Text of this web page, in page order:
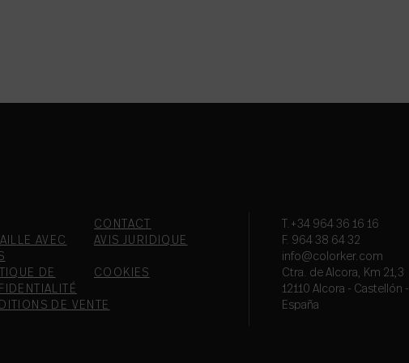
CONTACT
AVEC
AVIS JURIDIQUE
DE
COOKIES
DE VENTE
T.+34 964 36 16 16
F. 964 38 64 32
info@colorker.com
Ctra. de Alcora, Km 21,3
12110 Alcora - Castellón -
España